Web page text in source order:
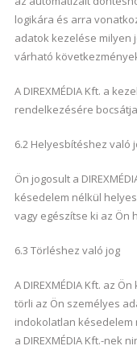
logikára és arra
adatok kezelése milyen
várható
A DIREXMÉDIA Kft. a
rendelkezésére
6.2 Helyesbítéshez való
Ön jogosult a
késedelem nélkül
vagy egészítse ki az Ön
6.3 Törléshez való jog
A DIREXMÉDIA Kft. az
törli az Ön személyes
indokolatlan késedelem
a DIREXMÉDIA Kft.-nek